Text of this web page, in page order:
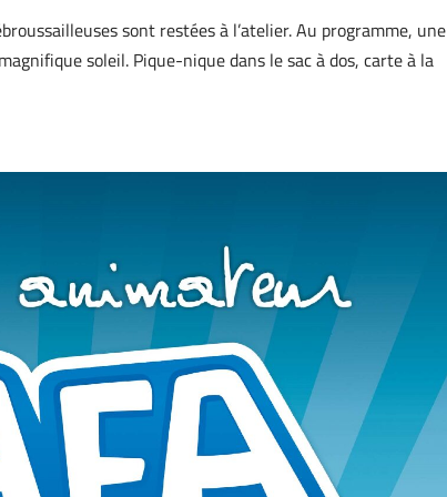
sont restées à l’atelier. Au programme, une
soleil. Pique-nique dans le sac à dos, carte à la